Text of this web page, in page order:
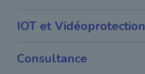
IOT et Vidéoprotection
Consultance